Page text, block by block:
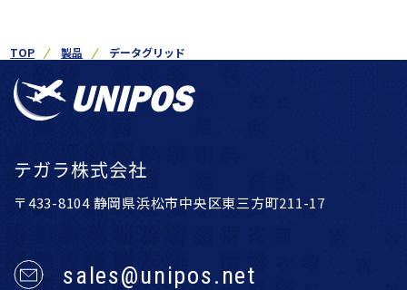
TOP 製品 データグリッド
テガラ株式会社
〒433-8104 静岡県浜松市中央区東三方町211-17
sales@unipos.net